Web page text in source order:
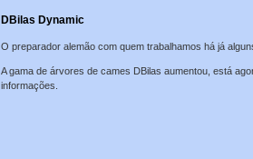
DBilas Dynamic
O preparador alemão com quem trabalhamos há já
A gama de árvores de cames DBilas aumentou, está
informações.